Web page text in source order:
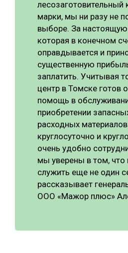
лесозаготовительный
марки, мы ни разу не
выборе. За
которая в конечном
оправдывается и
существенную
заплатить. Учитывая
центр в Томске готов
помощь в
приобретении
расходных
круглосуточно и
очень удобно
мы уверены в том,
служить еще не один
рассказывает
ООО «Мажор плюс»